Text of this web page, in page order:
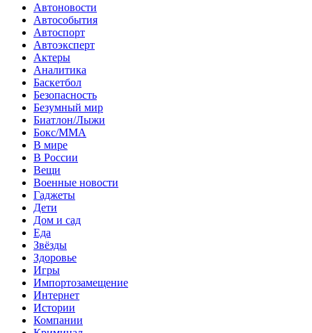
Автоновости
Автособытия
Автоспорт
Автоэксперт
Актеры
Аналитика
Баскетбол
Безопасность
Безумный мир
Биатлон/Лыжи
Бокс/MMA
В мире
В России
Вещи
Военные новости
Гаджеты
Дети
Дом и сад
Еда
Звёзды
Здоровье
Игры
Импортозамещение
Интернет
Истории
Компании